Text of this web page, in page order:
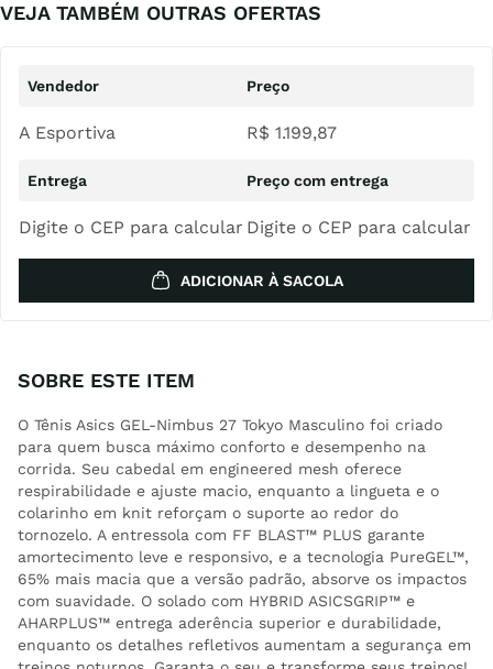
VEJA TAMBÉM OUTRAS OFERTAS
A Esportiva R$ 1.199,87
Digite o CEP para calcular Digite o CEP para calcular
ADICIONAR À SACOLA
SOBRE ESTE ITEM
O Tênis Asics GEL-Nimbus 27 Tokyo Masculino foi criado
para quem busca máximo conforto e desempenho na
corrida. Seu cabedal em engineered mesh oferece
respirabilidade e ajuste macio, enquanto a lingueta e o
colarinho em knit reforçam o suporte ao redor do
tornozelo. A entressola com FF BLAST™ PLUS garante
amortecimento leve e responsivo, e a tecnologia PureGEL™,
65% mais macia que a versão padrão, absorve os impactos
com suavidade. O solado com HYBRID ASICSGRIP™ e
AHARPLUS™ entrega aderência superior e durabilidade,
enquanto os detalhes refletivos aumentam a segurança em